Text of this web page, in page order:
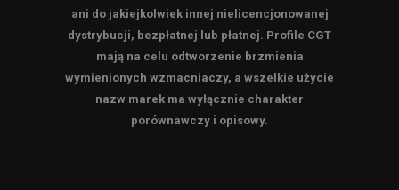
ani do jakiejkolwiek innej nielicencjonowanej
dystrybucji, bezpłatnej lub płatnej. Profile CGT
mają na celu odtworzenie brzmienia
wymienionych wzmacniaczy, a wszelkie użycie
nazw marek ma wyłącznie charakter
porównawczy i opisowy.